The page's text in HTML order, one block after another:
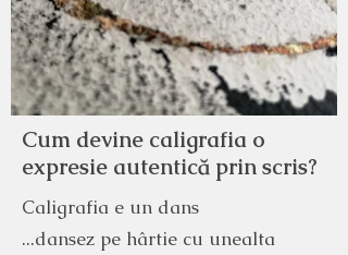
Cum devine caligrafia o
expresie autentică prin scris?
Caligrafia e un dans
...dansez pe hârtie cu unealta